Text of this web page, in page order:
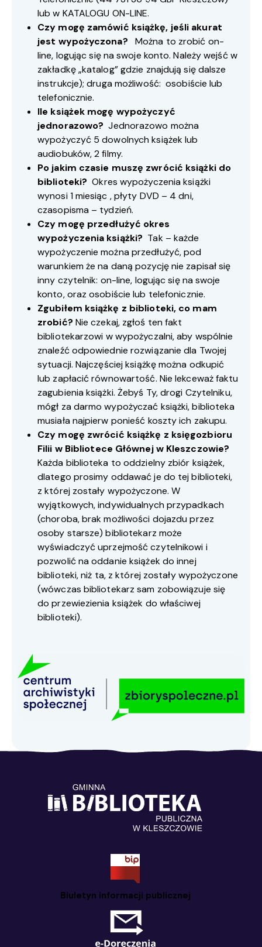
lub w KATALOGU ON-LINE.
Czy mogę zamówić książkę, jeśli akurat
jest wypożyczona?
Można to zrobić on-
line, logując się na swoje konto. Należy wejść w
zakładkę „katalog” gdzie znajdują się dalsze
instrukcje); druga możliwość: osobiście lub
telefonicznie.
Ile książek mogę wypożyczyć
jednorazowo?Jednorazowo można
wypożyczyć 5 dowolnych książek lub
audiobuków, 2 filmy.
Po jakim czasie muszę zwrócić książki do
biblioteki? Okres wypożyczenia książki
wynosi 1 miesiąc , płyty DVD – 4 dni,
czasopisma – tydzień.
Czy mogę przedłużyć okres
wypożyczenia książki? Tak – każde
wypożyczenie można przedłużyć, pod
warunkiem że na daną pozycję nie zapisał się
inny czytelnik: on-line, logując się na swoje
konto, oraz osobiście lub telefonicznie.
Zgubiłem książkę z biblioteki, co mam
zrobić? Nie czekaj, zgłoś ten fakt
bibliotekarzowi w wypożyczalni, aby wspólnie
znaleźć odpowiednie rozwiązanie dla Twojej
sytuacji. Najczęściej książkę można odkupić
lub zapłacić równowartość. Nie lekceważ faktu
zagubienia książki. Żebyś Ty, drogi Czytelniku,
mógł za darmo wypożyczać książki, biblioteka
musiała najpierw ponieść koszty ich zakupu.
Czy mogę zwrócić książkę z księgozbioru
Filii w Bibliotece Głównej w Kleszczowie?
Każda biblioteka to oddzielny zbiór książek,
dlatego prosimy oddawać je do tej biblioteki,
z której zostały wypożyczone. W
wyjątkowych, indywidualnych przypadkach
(choroba, brak możliwości dojazdu przez
osoby starsze) bibliotekarz może
wyświadczyć uprzejmość czytelnikowi i
pozwolić na oddanie książek do innej
biblioteki, niż ta, z której zostały wypożyczone
(wówczas bibliotekarz sam zobowiązuje się
do przewiezienia książek do właściwej
biblioteki).
Biuletyn informacji publicznej